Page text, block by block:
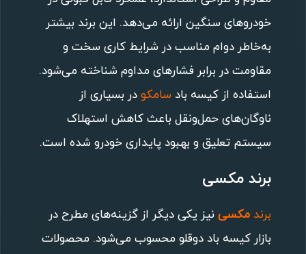
خودروهای سنگین ارائه می‌دهد. این برند بیشتر
به‌خاطر دوام مناسب در شرایط کاری سخت و
مقاومت در برابر فشارهای مداوم شناخته می‌شود.
استفاده از کیسه باد سامکو در بسیاری از
ناوگان‌های حمل‌ونقل باعث کاهش استهلاک
سیستم تعلیق و بهبود پایداری خودرو شده است.
برند مکسی
برند مکسی نیز یکی دیگر از گزینه‌های مطرح در
بازار کیسه باد دوقلو محسوب می‌شود. محصولات